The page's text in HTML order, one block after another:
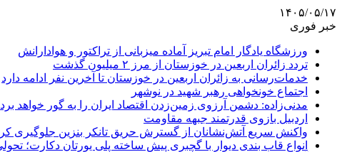
۱۴۰۵/۰۵/۱۷
خبر فوری
ورزشگاه یادگار امام تبریز آماده میزبانی از تراکتور و هوادارانش
تردد زائران اربعین در خوزستان از مرز ۲ میلیون گذشت
خدمات‌رسانی به زائران اربعین در خوزستان تا آخرین نفر ادامه دارد
اجتماع خونخواهی رهبر شهید در نوشهر
مدنی‌زاده: دشمن آرزوی زمین‌زدن اقتصاد ایران را به گور خواهد برد
اردبیل بازوی قدرتمند جبهه مقاومت
واکنش سریع آتش‌نشانان از گسترش حریق تانکر بنزین جلوگیری
انواع قاب بندی دیوار با گچبری پیش ساخته پلی یورتان دکارت؛